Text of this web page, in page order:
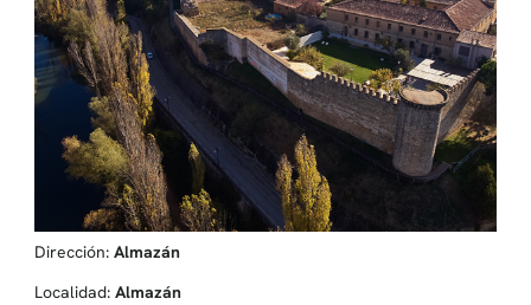
Dirección: Almazán
Localidad: Almazán